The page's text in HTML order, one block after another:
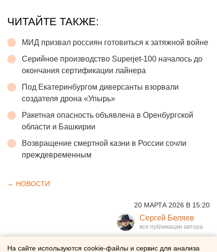
ЧИТАЙТЕ ТАКЖЕ:
МИД призвал россиян готовиться к затяжной войне
Серийное производство Superjet-100 началось до
окончания сертификации лайнера
Под Екатеринбургом диверсанты взорвали
создателя дрона «Упырь»
Ракетная опасность объявлена в Оренбургской
области и Башкирии
Возвращение смертной казни в России сочли
преждевременным
← НОВОСТИ
20 МАРТА 2026 В 15:20
Сергей Беляев
Японский бренд выиграл
На сайте используются cookie-файлы и сервис для анализа